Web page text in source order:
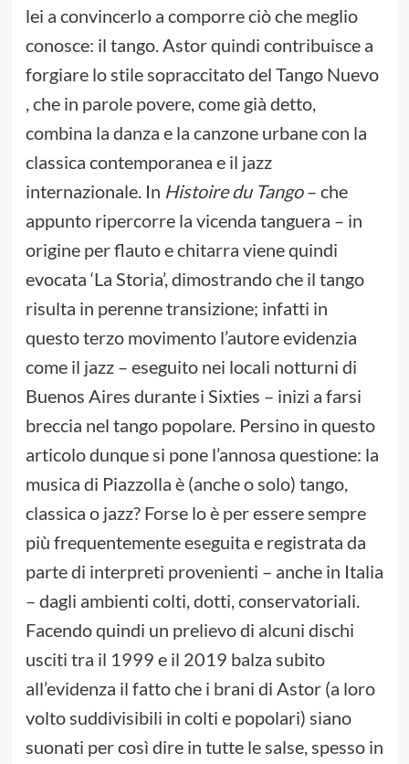
lei a convincerlo a comporre ciò che meglio
conosce: il tango. Astor quindi contribuisce a
forgiare lo stile sopraccitato del Tango Nuevo
, che in parole povere, come già detto,
combina la danza e la canzone urbane con la
classica contemporanea e il jazz
internazionale. In Histoire du Tango– che
appunto ripercorre la vicenda tanguera – in
origine per flauto e chitarra viene quindi
evocata ‘La Storia’, dimostrando che il tango
risulta in perenne transizione; infatti in
questo terzo movimento l’autore evidenzia
come il jazz – eseguito nei locali notturni di
Buenos Aires durante i Sixties – inizi a farsi
breccia nel tango popolare. Persino in questo
articolo dunque si pone l’annosa questione: la
musica di Piazzolla è (anche o solo) tango,
classica o jazz? Forse lo è per essere sempre
più frequentemente eseguita e registrata da
parte di interpreti provenienti – anche in Italia
– dagli ambienti colti, dotti, conservatoriali.
Facendo quindi un prelievo di alcuni dischi
usciti tra il 1999 e il 2019 balza subito
all’evidenza il fatto che i brani di Astor (a loro
volto suddivisibili in colti e popolari) siano
suonati per così dire in tutte le salse, spesso in